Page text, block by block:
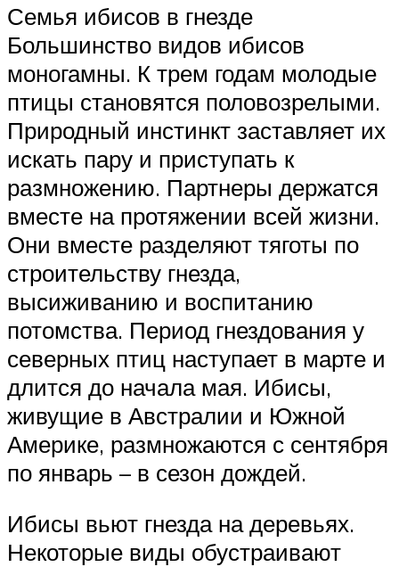
Семья ибисов в гнезде
Большинство видов ибисов
моногамны. К трем годам молодые
птицы становятся половозрелыми.
Природный инстинкт заставляет их
искать пару и приступать к
размножению. Партнеры держатся
вместе на протяжении всей жизни.
Они вместе разделяют тяготы по
строительству гнезда,
высиживанию и воспитанию
потомства. Период гнездования у
северных птиц наступает в марте и
длится до начала мая. Ибисы,
живущие в Австралии и Южной
Америке, размножаются с сентября
по январь – в сезон дождей.
Ибисы вьют гнезда на деревьях.
Некоторые виды обустраивают